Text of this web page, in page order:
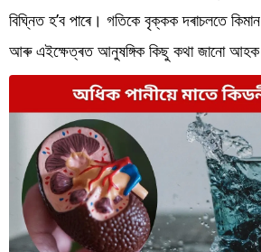
খেল
জীৱনশৈলী
বিশ্ব
প্ৰযুক্তি
Videos
বিঘ্নিত হ’ব পাৰে। গতিকে বৃক্কক দৰাচলতে
আৰু এইক্ষেত্ৰত আনুষঙ্গিক কিছু কথা জানো